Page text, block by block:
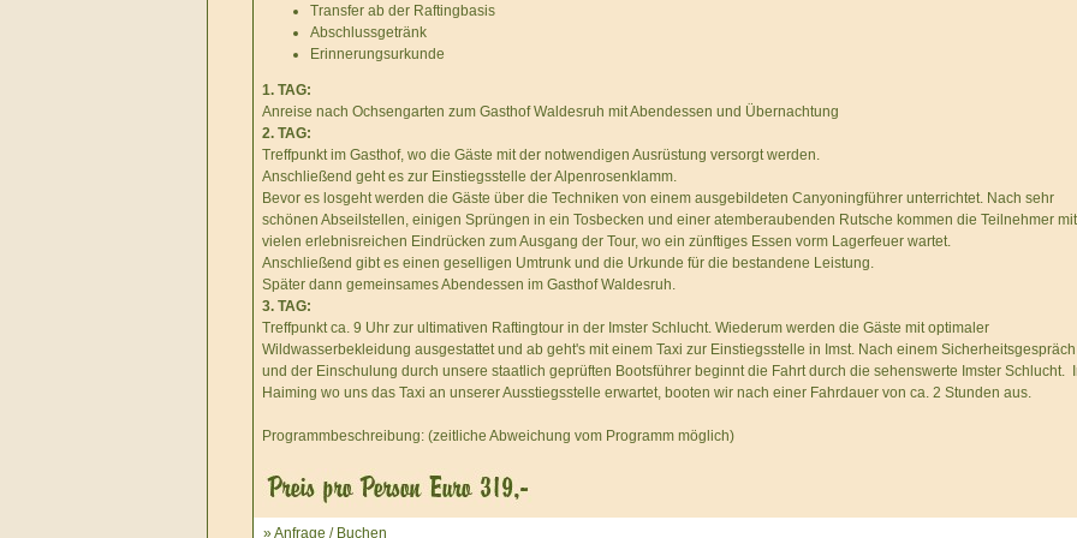
Transfer ab der Raftingbasis
Abschlussgetränk
Erinnerungsurkunde
1. TAG:
Anreise nach Ochsengarten zum Gasthof Waldesruh mit Abendessen und Übernachtung
2. TAG:
Treffpunkt im Gasthof, wo die Gäste mit der notwendigen Ausrüstung versorgt werden.
Anschließend geht es zur Einstiegsstelle der Alpenrosenklamm.
Bevor es losgeht werden die Gäste über die Techniken von einem ausgebildeten Canyoningführer unterrichtet. Nach sehr
schönen Abseilstellen, einigen Sprüngen in ein Tosbecken und einer atemberaubenden Rutsche kommen die Teilnehmer mit
vielen erlebnisreichen Eindrücken zum Ausgang der Tour, wo ein zünftiges Essen vorm Lagerfeuer wartet.
Anschließend gibt es einen geselligen Umtrunk und die Urkunde für die bestandene Leistung.
Später dann gemeinsames Abendessen im Gasthof Waldesruh.
3. TAG:
Treffpunkt ca. 9 Uhr zur ultimativen Raftingtour in der Imster Schlucht. Wiederum werden die Gäste mit optimaler
Wildwasserbekleidung ausgestattet und ab geht's mit einem Taxi zur Einstiegsstelle in Imst. Nach einem Sicherheitsgespräch
und der Einschulung durch unsere staatlich geprüften Bootsführer beginnt die Fahrt durch die sehenswerte Imster Schlucht.
Haiming wo uns das Taxi an unserer Ausstiegsstelle erwartet, booten wir nach einer Fahrdauer von ca. 2 Stunden aus.
Programmbeschreibung: (zeitliche Abweichung vom Programm möglich)
» Anfrage / Buchen